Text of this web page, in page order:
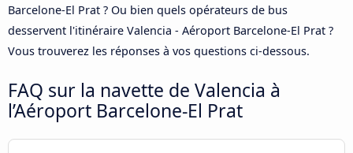
Barcelone-El Prat ? Ou bien quels opérateurs de bus
desservent l'itinéraire Valencia - Aéroport Barcelone-El Prat ?
Vous trouverez les réponses à vos questions ci-dessous.
FAQ sur la navette de Valencia à
l’Aéroport Barcelone-El Prat